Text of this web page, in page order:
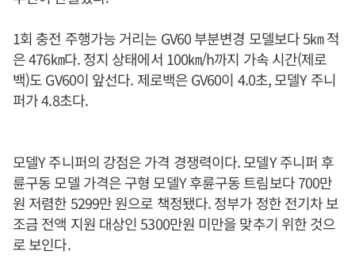
1회 충전 주행가능 거리는 GV60 부분변경 모델보다 5㎞ 적
은 476㎞다. 정지 상태에서 100㎞/h까지 가속 시간(제로
백)도 GV60이 앞선다. 제로백은 GV60이 4.0초, 모델Y 주니
퍼가 4.8초다.
모델Y 주니퍼의 강점은 가격 경쟁력이다. 모델Y 주니퍼 후
륜구동 모델 가격은 구형 모델Y 후륜구동 트림보다 700만
원 저렴한 5299만 원으로 책정됐다. 정부가 정한 전기차 보
조금 전액 지원 대상인 5300만원 미만을 맞추기 위한 것으
로 보인다.